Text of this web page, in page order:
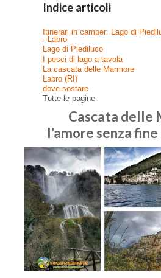
Indice articoli
Itinerari in camper: Lago di
- Labro
Lago di Piediluco
I pesci di lago a tavola
La cascata delle Marmore
Labro (RI)
dove sostare
Tutte le pagine
Cascata delle
l'amore senza